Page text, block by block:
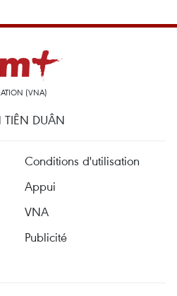
(VNA)
DUÂN
Conditions d'utilisation
Appui
VNA
Publicité